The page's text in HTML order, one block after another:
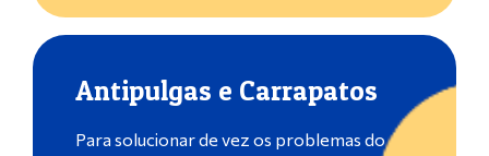
Antipulgas e Carrapatos
Para solucionar de vez os problemas do